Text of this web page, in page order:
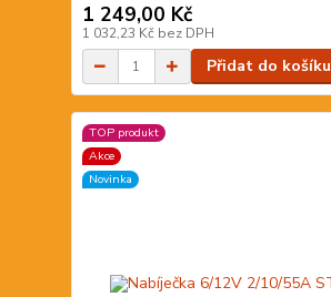
1 249,00 Kč
1 032,23 Kč bez DPH
Přidat do košíku
TOP produkt
Akce
Novinka